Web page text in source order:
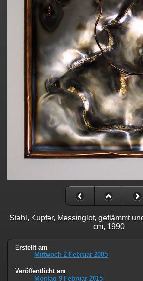
Stahl, Kupfer, Messinglot, geflämmt
cm, 1990
Erstellt am
Mittwoch 2 Februar 2005
Veröffentlicht am
Montag 9 Februar 2015